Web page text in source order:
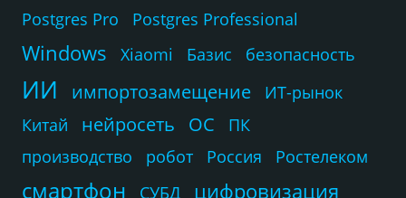
Postgres Pro
Postgres Professional
Windows Xiaomi Базис безопасность
ИИ импортозамещение
ИТ-рынок
Китай
нейросеть ОС
ПК
производство
робот Россия Ростелеком
смартфон СУБД цифровизация